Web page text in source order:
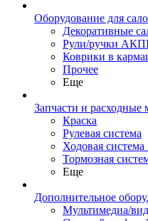
Оборудование для
Декоративные
Рули/ручки
Коврики в
Прочее
Еще
Запчасти и расходные
Краска
Рулевая система
Ходовая система
Тормозная
Еще
Дополнительное
Мультимедиа/